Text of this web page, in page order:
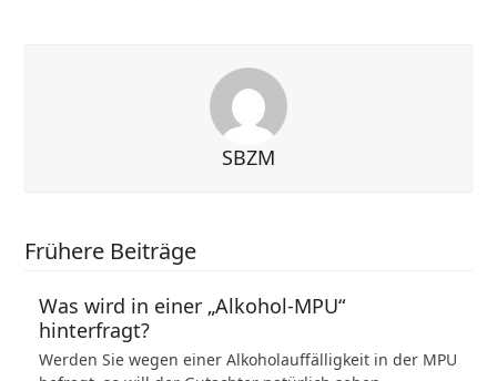
SBZM
Frühere Beiträge
Was wird in einer „Alkohol-MPU“
hinterfragt?
Werden Sie wegen einer Alkoholauffälligkeit in der MPU